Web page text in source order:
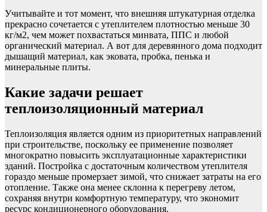
Учитывайте и тот момент, что внешняя штукатурная отделка
прекрасно сочетается с утеплителем плотностью меньше 30
кг/м2, чем может похвастаться минвата, ППС и любой
органический материал. А вот для деревянного дома подходит
дышащий материал, как эковата, пробка, пенька и
минеральные плиты.
Какие задачи решает
теплоизоляционный материал
Теплоизоляция является одним из приоритетных направлений
при строительстве, поскольку ее применение позволяет
многократно повысить эксплуатационные характеристики
зданий. Постройка с достаточным количеством утеплителя
гораздо меньше промерзает зимой, что снижает затраты на его
отопление. Также она менее склонна к перегреву летом,
сохраняя внутри комфортную температуру, что экономит
ресурс кондиционерного оборудования.